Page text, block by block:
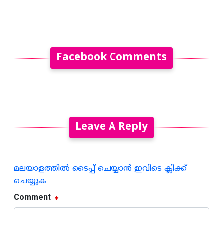
Facebook Comments
Leave A Reply
മലയാളത്തില്‍ ടൈപ്പ് ചെയ്യാന്‍ ഇവിടെ ക്ലിക്ക്
ചെയ്യുക
Comment